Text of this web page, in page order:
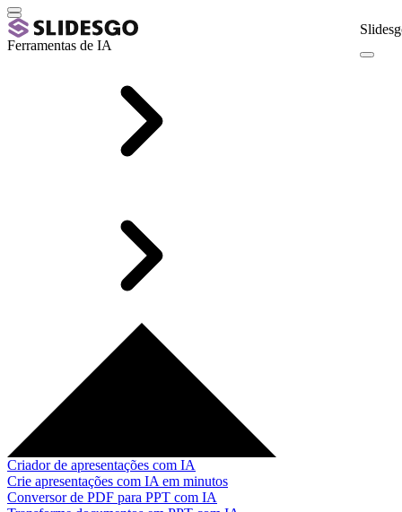
Ferramentas de IA
Criador de apresentações com IA
Crie apresentações com IA em minutos
Conversor de PDF para PPT com IA